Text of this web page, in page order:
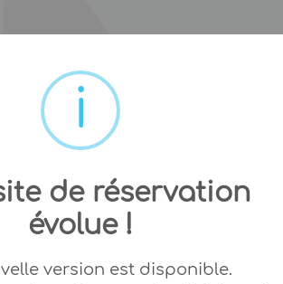
de réservation
évolue !
version est disponible.